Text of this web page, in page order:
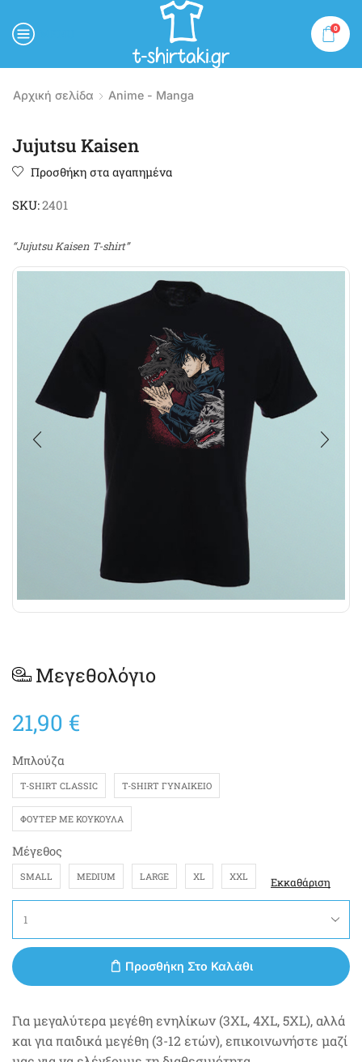
0
Αρχική σελίδα Anime - Manga
Jujutsu Kaisen
Προσθήκη στα αγαπημένα
SKU:2401
“Jujutsu Kaisen T-shirt”
Μεγεθολόγιο
21,90 €
Μπλούζα
T-SHIRT CLASSIC T-SHIRT ΓΥΝΑΙΚΕΊΟ
ΦΟΎΤΕΡ ΜΕ ΚΟΥΚΟΎΛΑ
Μέγεθος
SMALL MEDIUM LARGE XL XXL Εκκαθάριση
Προσθήκη Στο Καλάθι
Για μεγαλύτερα μεγέθη ενηλίκων (3XL, 4XL, 5XL), αλλά
και για παιδικά μεγέθη (3-12 ετών), επικοινωνήστε μαζί